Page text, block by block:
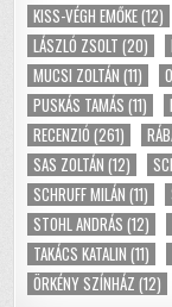
KISS-VÉGH EMŐKE(12)
LÁSZLÓ ZSOLT (20)
MUCSI ZOLTÁN (11)
PUSKÁS TAMÁS (11)
RECENZIÓ (261)
SAS ZOLTÁN (12)
SCHRUFF MILÁN (11)
STOHL ANDRÁS (12)
TAKÁCS KATALIN (11)
ÖRKÉNY SZÍNHÁZ (12)